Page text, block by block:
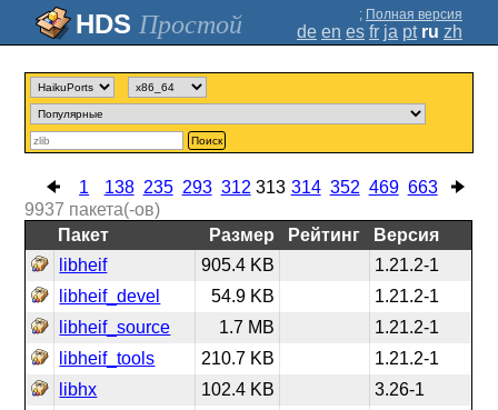
Простой ; Полная версия
de en es fr ja pt ru zh
Поиск
1 138 235 293 312 313 314 352 469 663
9937 пакета(-ов)
Пакет
Размер Рейтинг
Версия
libheif
905.4 KB
1.21.2-1
libheif_devel
54.9 KB
1.21.2-1
libheif_source
1.7 MB
1.21.2-1
libheif_tools
210.7 KB
1.21.2-1
libhx
102.4 KB
3.26-1